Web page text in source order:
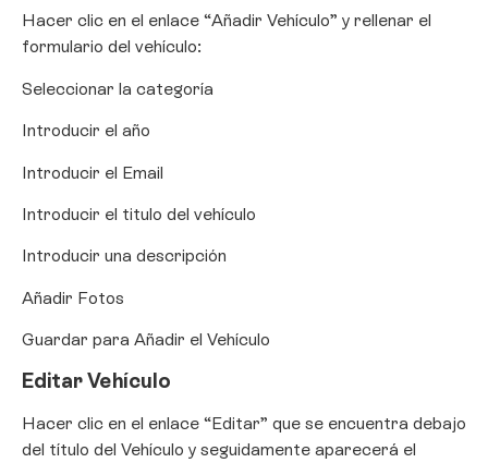
Hacer clic en el enlace “Añadir Vehículo” y rellenar el
formulario del vehículo:
Seleccionar la categoría
Introducir el año
Introducir el Email
Introducir el titulo del vehículo
Introducir una descripción
Añadir Fotos
Guardar para Añadir el Vehículo
Editar Vehículo
Hacer clic en el enlace “Editar” que se encuentra debajo
del título del Vehículo y seguidamente aparecerá el